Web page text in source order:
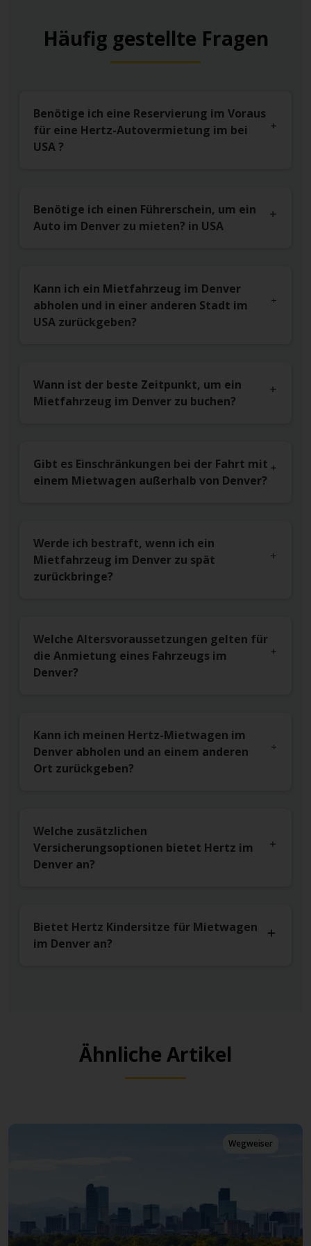
Häufig gestellte Fragen
Benötige ich eine Reservierung im Voraus
für eine Hertz-Autovermietung im bei
USA ?
Benötige ich einen Führerschein, um ein
Auto im Denver zu mieten? in USA
Kann ich ein Mietfahrzeug im Denver
abholen und in einer anderen Stadt im
USA zurückgeben?
Wann ist der beste Zeitpunkt, um ein
Mietfahrzeug im Denver zu buchen?
Gibt es Einschränkungen bei der Fahrt mit
einem Mietwagen außerhalb von Denver?
Werde ich bestraft, wenn ich ein
Mietfahrzeug im Denver zu spät
zurückbringe?
Welche Altersvoraussetzungen gelten für
die Anmietung eines Fahrzeugs im
Denver?
Kann ich meinen Hertz-Mietwagen im
Denver abholen und an einem anderen
Ort zurückgeben?
Welche zusätzlichen
Versicherungsoptionen bietet Hertz im
Denver an?
Bietet Hertz Kindersitze für Mietwagen
im Denver an?
Ähnliche Artikel
Wegweiser